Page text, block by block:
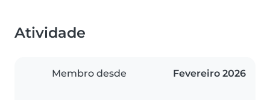
Atividade
Membro desde Fevereiro 2026